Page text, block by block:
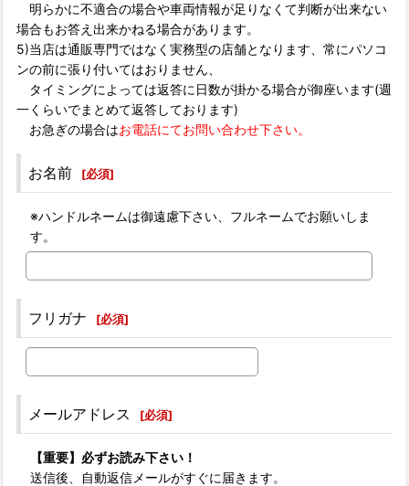
明らかに不適合の場合や車両情報が足りなくて判断が出来ない
場合もお答え出来かねる場合があります。
5)当店は通販専門ではなく実務型の店舗となります、常にパソコ
ンの前に張り付いてはおりません、
タイミングによっては返答に日数が掛かる場合が御座います(週
一くらいでまとめて返答しております)
お急ぎの場合はお電話にてお問い合わせ下さい。
お名前 [必須]
※ハンドルネームは御遠慮下さい、フルネームでお願いしま
す。
フリガナ [必須]
メールアドレス [必須]
【重要】必ずお読み下さい！
送信後、自動返信メールがすぐに届きます。